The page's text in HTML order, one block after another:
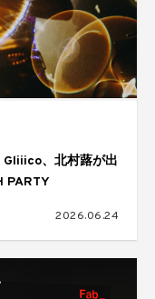
、北村蕗が出
PARTY
2026.06.24